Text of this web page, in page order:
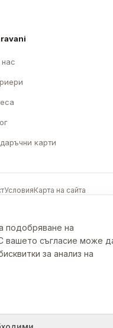
карти
УсловияКарта на сайта
подобряване на
вашето съгласие може
за анализ на